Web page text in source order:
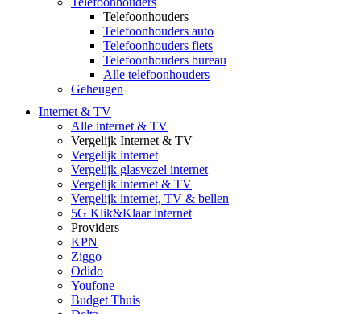
Telefoonhouders
Telefoonhouders auto
Telefoonhouders fiets
Telefoonhouders bureau
Alle telefoonhouders
Geheugen
Internet & TV
Alle internet & TV
Vergelijk Internet & TV
Vergelijk internet
Vergelijk glasvezel internet
Vergelijk internet & TV
Vergelijk internet, TV & bellen
5G Klik&Klaar internet
Providers
KPN
Ziggo
Odido
Youfone
Budget Thuis